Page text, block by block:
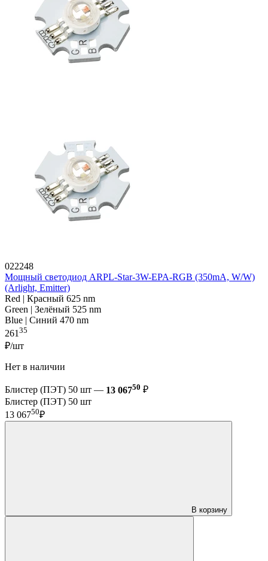
022248
Мощный светодиод ARPL-Star-3W-EPA-RGB (350mA, W/W)
(Arlight, Emitter)
Red | Красный 625 nm
Green | Зелёный 525 nm
Blue | Синий 470 nm
26135
₽/шт
Нет в наличии
Блистер (ПЭТ) 50 шт — 13 06750 ₽
Блистер (ПЭТ) 50 шт
13 06750₽
В корзину